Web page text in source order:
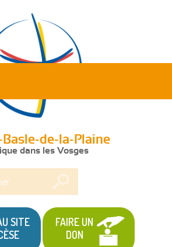
Basle-de-la-Plaine
dans les Vosges
SITE
FAIRE UN
DON